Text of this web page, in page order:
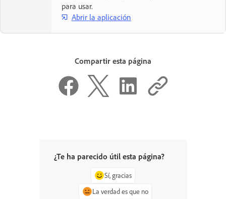
para usar.
Abrir la aplicación
Compartir esta página
¿Te ha parecido útil esta página?
Sí, gracias
La verdad es que no